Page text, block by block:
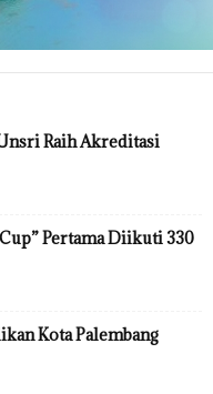
Raih Akreditasi
Pertama Diikuti 330
Kota Palembang